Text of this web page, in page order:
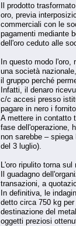
Il prodotto
oro, previa
commerciali con le
pagamenti mediante
dell'oro ceduto alle
In questo modo l'oro,
una società
il gruppo perché
Infatti, il denaro
c/c accesi presso
pagare in nero i
A mettere in contatto
fase dell'operazione,
non sarebbe –
del 3 luglio).
L'oro ripulito torna sul
Il guadagno
transazioni, a
In definitiva, le
detto circa 750 kg
destinazione del
oggetti preziosi